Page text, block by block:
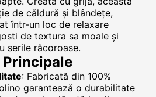
de căldură și blândețe,
într-un loc de relaxare
de textura sa moale și
serile răcoroase.
: Fabricată din 100%
garantează o durabilitate